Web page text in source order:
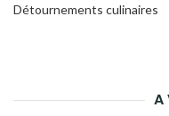
Détournements culinaires
A